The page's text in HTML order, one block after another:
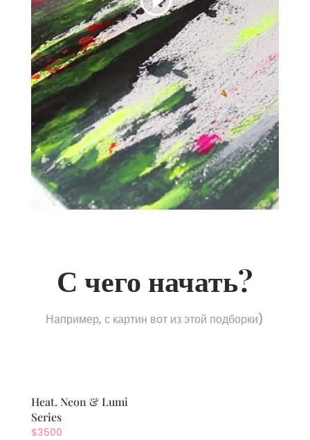
С чего начать?
Например, с картин вот из этой подборки)
Heat. Neon & Lumi
Series
$3500